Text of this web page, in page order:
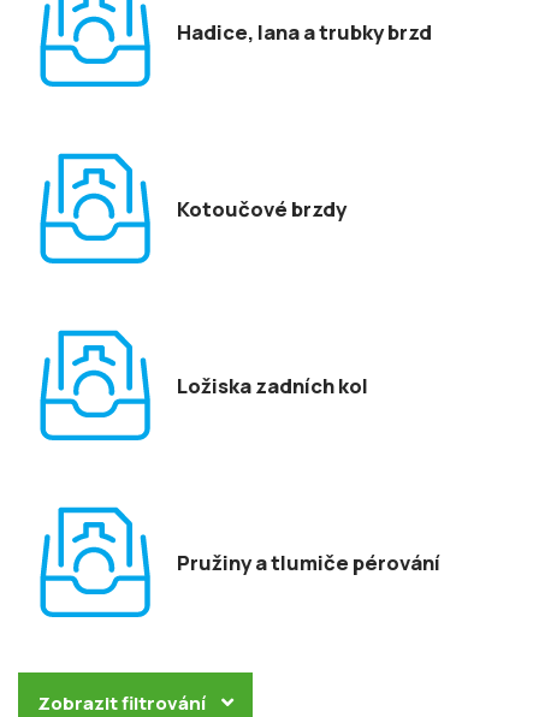
Hadice, lana a trubky brzd
Kotoučové brzdy
Ložiska zadních kol
Pružiny a tlumiče pérování
Zobrazit filtrování